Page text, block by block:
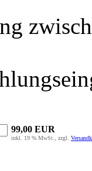
99,00 EUR
inkl. 19 % MwSt., zzgl.